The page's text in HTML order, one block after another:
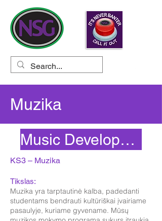
Muzika
Music Development
KS3 – Muzika
Tikslas:
Muzika yra tarptautinė kalba, padedanti
studentams bendrauti kultūriškai įvairiame
pasaulyje, kuriame gyvename. Mūsų